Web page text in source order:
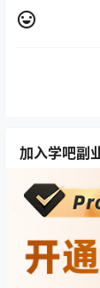
加入学吧副